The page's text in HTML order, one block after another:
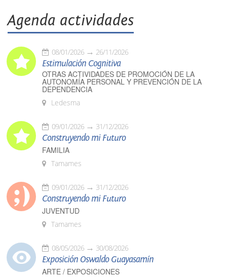
Agenda actividades
08/01/2026 26/11/2026
Estimulación Cognitiva
OTRAS ACTIVIDADES DE PROMOCIÓN DE LA
AUTONOMÍA PERSONAL Y PREVENCIÓN DE LA
DEPENDENCIA
Ledesma
09/01/2026 31/12/2026
Construyendo mi Futuro
FAMILIA
Tamames
09/01/2026 31/12/2026
Construyendo mi Futuro
JUVENTUD
Tamames
08/05/2026 30/08/2026
Exposición Oswaldo Guayasamín
ARTE / EXPOSICIONES